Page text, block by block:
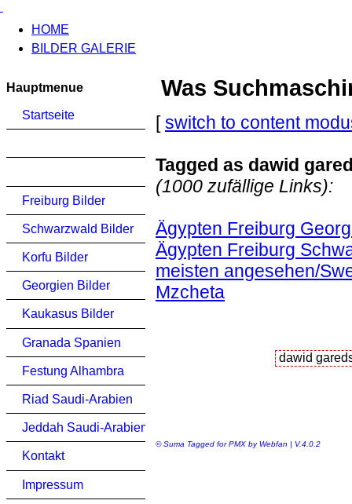
HOME
BILDER GALERIE
Hauptmenue
Startseite
Freiburg Bilder
Schwarzwald Bilder
Korfu Bilder
Georgien Bilder
Kaukasus Bilder
Granada Spanien
Festung Alhambra
Riad Saudi-Arabien
Jeddah Saudi-Arabien
Kontakt
Impressum
Was
[switch to content
Tagged as dawid
(1000 zufällige Links):
Ägypten Freiburg
Ägypten Freiburg
meisten angesehen/
Mzcheta
© Suma Tagged for PMX by Webfan | V.4.0.2